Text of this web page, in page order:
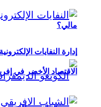
مالي؟
إدارة النفايات
الاقتصاد الأخضر في